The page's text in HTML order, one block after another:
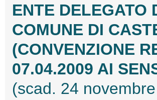
ENTE DELEGATO
COMUNE DI
(CONVENZIONE
07.04.2009 AI
(scad. 24